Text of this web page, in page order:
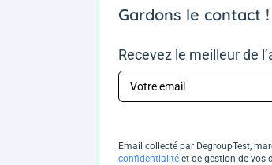
Gardons le contact !
Recevez le meilleur de
Email collecté par DegroupTest,
confidentialité et de gestion de vos